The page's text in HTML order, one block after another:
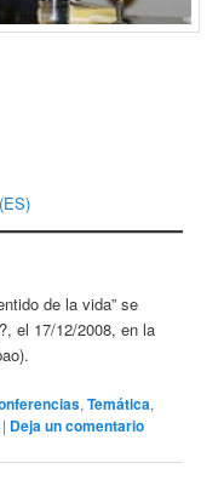
de la vida” se
el 17/12/2008, en la
,Temática,
| Deja un comentario